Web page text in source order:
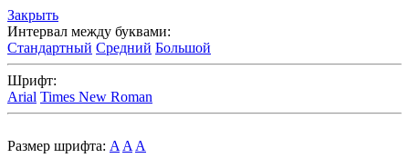
Закрыть
Интервал между буквами:
Стандартный Средний Большой
Шрифт:
Arial Times New Roman
Размер шрифта: A A A